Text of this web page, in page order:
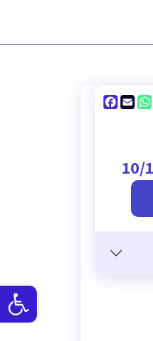
פתח
סרגל
FacebookEmail
WhatsApp